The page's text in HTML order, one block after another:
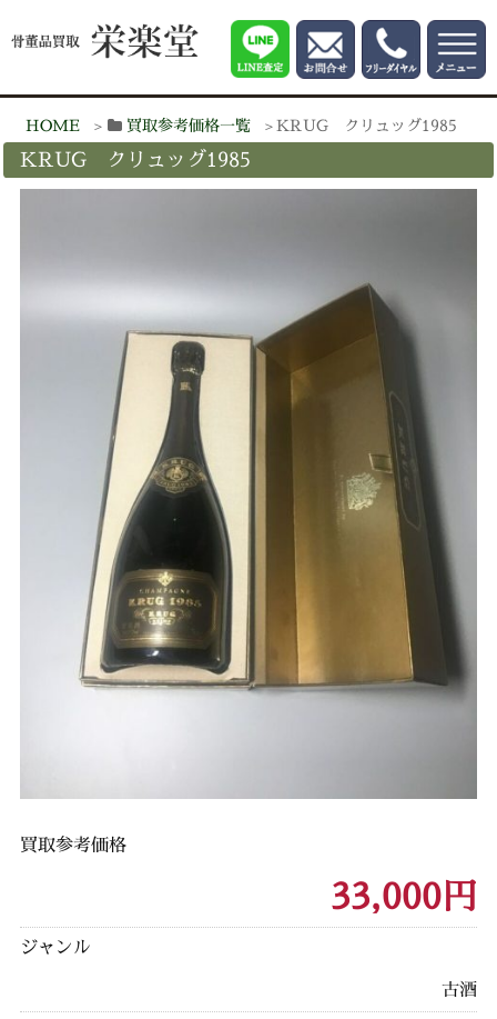
HOME 買取参考価格一覧 KRUG クリュッグ1985
KRUG クリュッグ1985
買取参考価格
33,000円
ジャンル
古酒